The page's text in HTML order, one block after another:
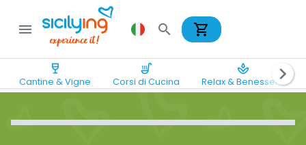
menu search shopping_cart
wine_bar
Cantine & Vigne
soup_kitchen
Corsi di Cucina
spa
Relax & Benesserechevron_right